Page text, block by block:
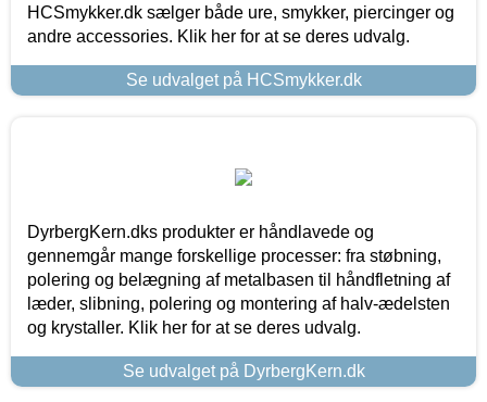
HCSmykker.dk sælger både ure, smykker, piercinger og
andre accessories. Klik her for at se deres udvalg.
Se udvalget på HCSmykker.dk
DyrbergKern.dks produkter er håndlavede og
gennemgår mange forskellige processer: fra støbning,
polering og belægning af metalbasen til håndfletning af
læder, slibning, polering og montering af halv-ædelsten
og krystaller. Klik her for at se deres udvalg.
Se udvalget på DyrbergKern.dk